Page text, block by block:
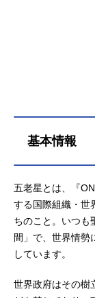
基本情報
五老星とは、『
する国際組織・世
ちのこと。いつも
間」で、世界情勢
しています。
世界政府はその樹